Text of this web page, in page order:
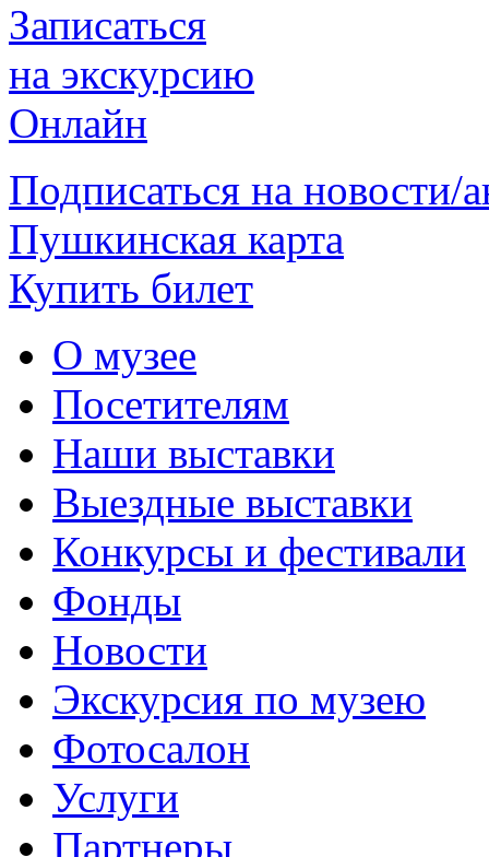
Записаться
на экскурсию
Онлайн
Подписаться на новости/
Пушкинская карта
Купить билет
О музее
Посетителям
Наши выставки
Выездные выставки
Конкурсы и фестивали
Фонды
Новости
Экскурсия по музею
Фотосалон
Услуги
Партнеры